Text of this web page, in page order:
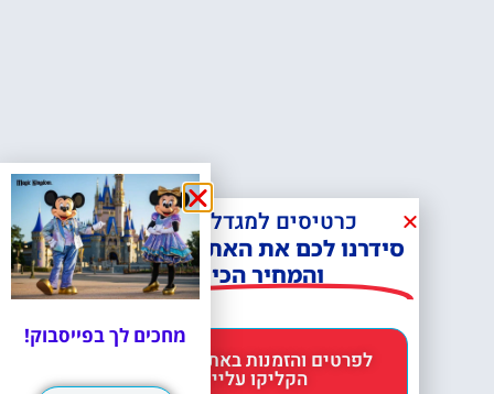
כרטיסים למגדל אייפל?
סידרנו לכם את האתר הכי אמין -
והמחיר הכי זול!
הקליקו עליי 😊
מחכים לך בפייסבוק!